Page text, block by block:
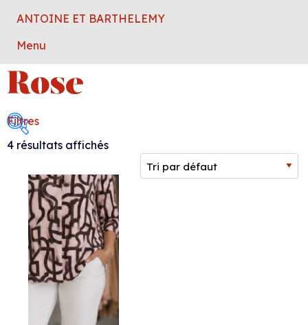
ANTOINE ET BARTHELEMY
Menu
Rose
Filtres
Collection femme
Collection homme
Marque
Taille
Couleur
4 résultats affichés